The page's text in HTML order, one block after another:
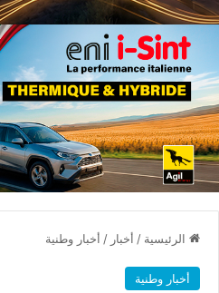
الرئيسية / أخبار / أخبار وطنية
أخبار وطنية